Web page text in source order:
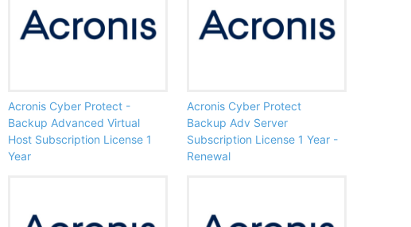
Acronis Cyber Protect -
Backup Advanced Virtual
Host Subscription License 1
Year
Acronis Cyber Protect
Backup Adv Server
Subscription License 1 Year -
Renewal